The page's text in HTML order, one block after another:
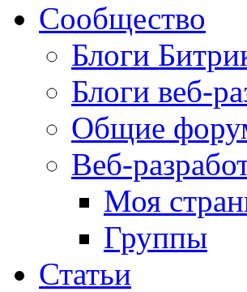
Сообщество
Блоги
Блоги веб-
Общие
Веб-
Моя
Группы
Статьи